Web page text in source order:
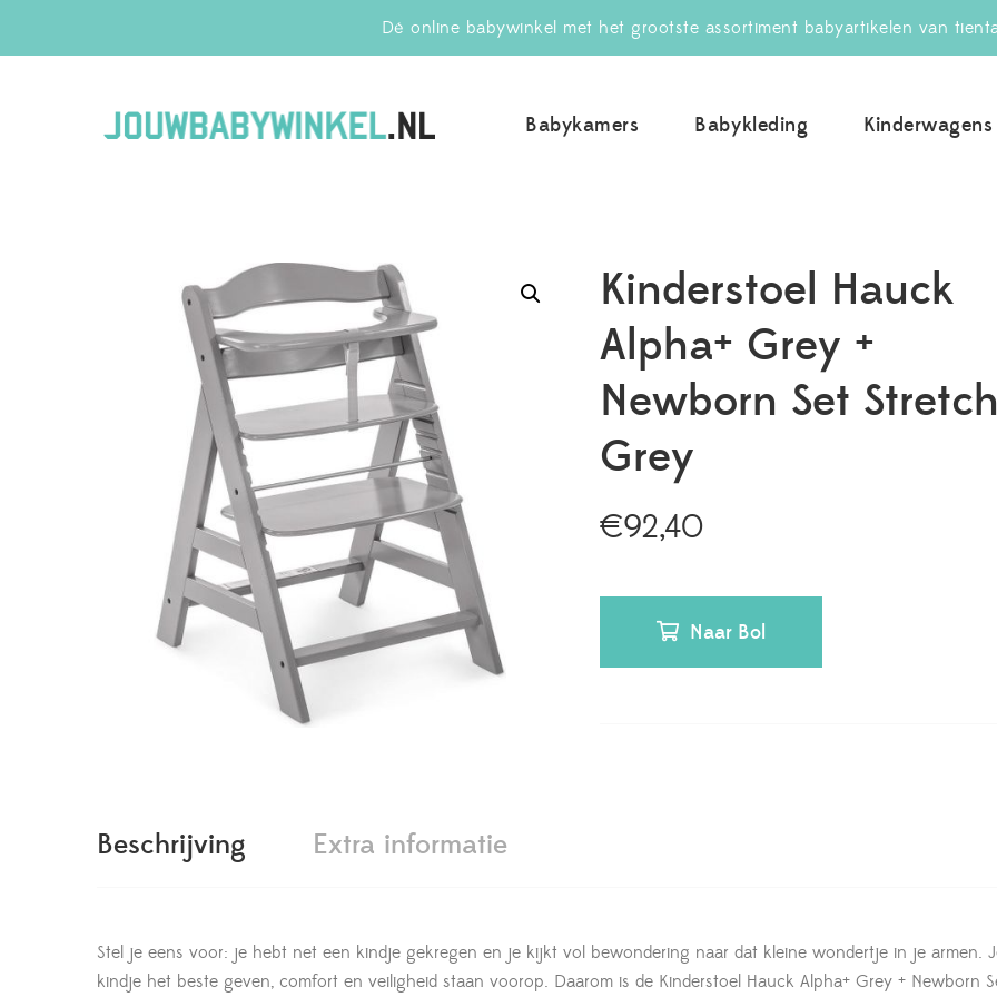
Dé online babywinkel met het grootste assortiment babyartikelen van
Babykamers Babykleding Kinderwagens
Kinderstoel Hauck
Alpha+ Grey +
Newborn Set Stretch
Grey
€92,40
Naar Bol
Beschrijving Extra informatie
Stel je eens voor: je hebt net een kindje gekregen en je kijkt vol bewondering naar dat kleine wondertje in je armen.
kindje het beste geven, comfort en veiligheid staan voorop. Daarom is de Kinderstoel Hauck Alpha+ Grey + Newborn